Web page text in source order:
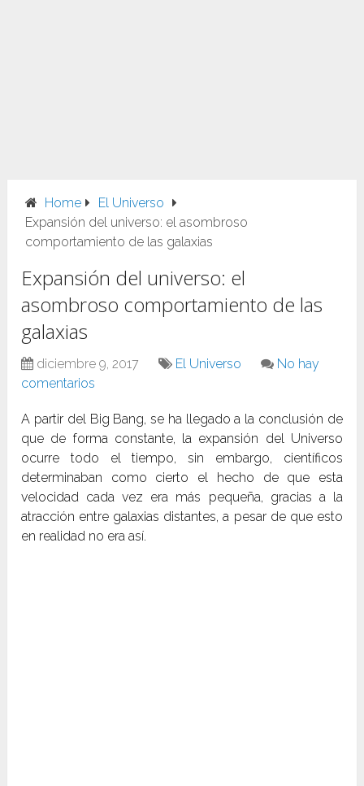
Home
El Universo
Expansión del universo: el asombroso
comportamiento de las galaxias
Expansión del universo: el
asombroso comportamiento de las
galaxias
diciembre 9, 2017 El Universo
No hay
comentarios
A partir del Big Bang, se ha llegado a la conclusión de
que de forma constante, la expansión del Universo
ocurre todo el tiempo, sin embargo, científicos
determinaban como cierto el hecho de que esta
velocidad cada vez era más pequeña, gracias a la
atracción entre galaxias distantes, a pesar de que esto
en realidad no era así.